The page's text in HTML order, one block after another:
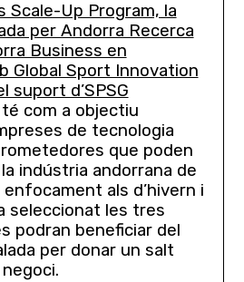
Scale-Up Program, la
per Andorra Recerca
Business en
Global Sport Innovation
suport d’SPSG
com a objectiu
de tecnologia
que poden
indústria andorrana de
enfocament als d’hivern i
seleccionat les tres
podran beneficiar del
per donar un salt